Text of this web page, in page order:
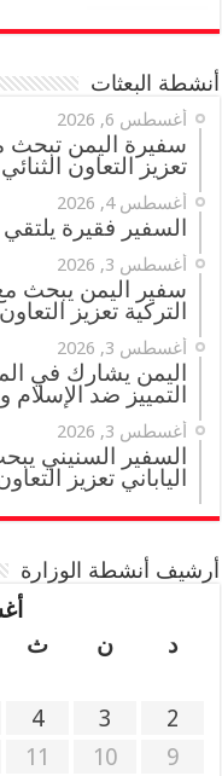
أنشطة البعثات
أغسطس 6, 2026
سفيرة اليمن تبحث
تعزيز التعاون الثنائي
أغسطس 4, 2026
السفير فقيرة يلتقي
أغسطس 3, 2026
سفير اليمن يبحث
التركية تعزيز
أغسطس 3, 2026
اليمن يشارك في
التمييز ضد الإسلام
أغسطس 3, 2026
السفير السنيني
الياباني تعزيز
أرشيف أنشطة الوزارة
د
ن ث
2
3
4
9
10
11